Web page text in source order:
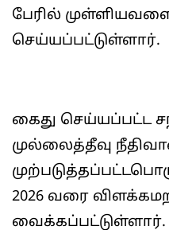
பேரில்
செய்யப்பட்டுள்ளார்.
கைது செய்யப்பட்ட
முல்லைத்தீவு
2026 வரை
வைக்கப்பட்டுள்ளார்.